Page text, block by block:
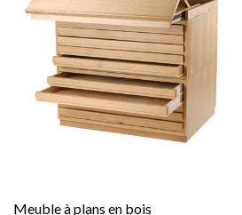
Meuble à plans en bois